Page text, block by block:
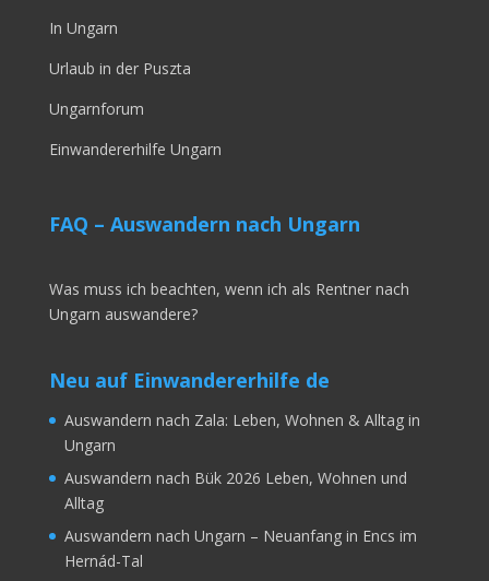
In Ungarn
Urlaub in der Puszta
Ungarnforum
Einwandererhilfe Ungarn
FAQ – Auswandern nach Ungarn
Was muss ich beachten, wenn ich als Rentner nach
Ungarn auswandere?
Neu auf Einwandererhilfe de
Auswandern nach Zala: Leben, Wohnen & Alltag in
Ungarn
Auswandern nach Bük 2026 Leben, Wohnen und
Alltag
Auswandern nach Ungarn – Neuanfang in Encs im
Hernád-Tal